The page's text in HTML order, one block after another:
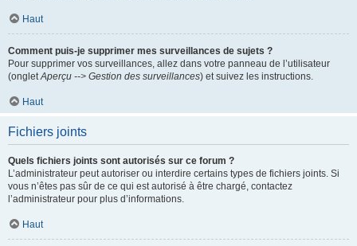
Haut
Comment puis-je supprimer mes surveillances de sujets ?
Pour supprimer vos surveillances, allez dans votre panneau de l’utilisateur
(ongletAperçu --> Gestion des surveillances) et suivez les instructions.
Haut
Fichiers joints
Quels fichiers joints sont autorisés sur ce forum ?
L’administrateur peut autoriser ou interdire certains types de fichiers joints. Si
vous n’êtes pas sûr de ce qui est autorisé à être chargé, contactez
l’administrateur pour plus d’informations.
Haut